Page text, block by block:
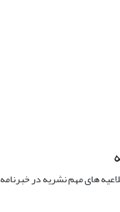
های مهم نشریه در خبرنامه